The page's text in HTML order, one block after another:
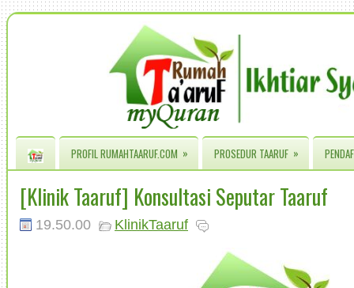
PROFIL RUMAHTAARUF.COM » PROSEDUR TAARUF »
[Klinik Taaruf] Konsultasi Seputar Taaruf
19.50.00 KlinikTaaruf